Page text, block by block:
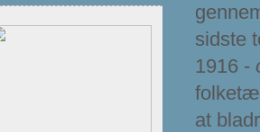
sidste
1916 -
at